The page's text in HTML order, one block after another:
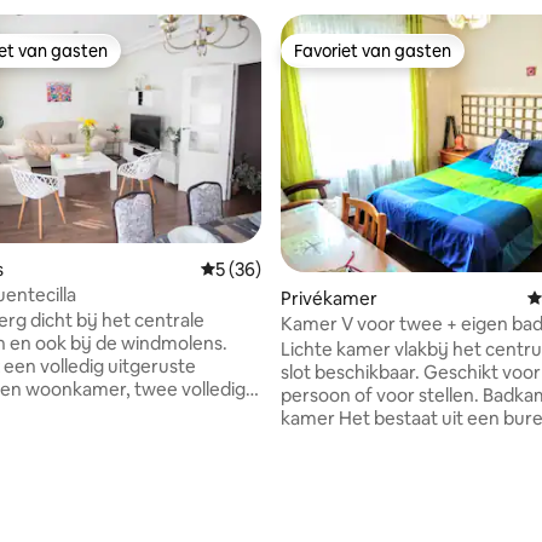
van gasten
van gasten
Gemiddelde beoordeling van 5 uit 5, 36
5 (36)
dicht bij het centrale
en ook bij de windmolens.
volledig uitgeruste
woonkamer, twee volledige
Favoriet van gasten
Favoriet van gasten
Privékamer
Kamer V voor twee + eigen
Lichte kamer vlakbij het
slot beschikbaar. Geschikt
persoon of voor stellen.
kamer Het bestaat uit een